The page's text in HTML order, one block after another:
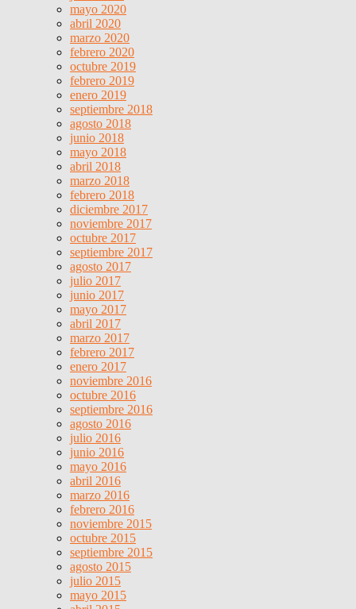
mayo 2020
abril 2020
marzo 2020
febrero 2020
octubre 2019
febrero 2019
enero 2019
septiembre 2018
agosto 2018
junio 2018
mayo 2018
abril 2018
marzo 2018
febrero 2018
diciembre 2017
noviembre 2017
octubre 2017
septiembre 2017
agosto 2017
julio 2017
junio 2017
mayo 2017
abril 2017
marzo 2017
febrero 2017
enero 2017
noviembre 2016
octubre 2016
septiembre 2016
agosto 2016
julio 2016
junio 2016
mayo 2016
abril 2016
marzo 2016
febrero 2016
noviembre 2015
octubre 2015
septiembre 2015
agosto 2015
julio 2015
mayo 2015